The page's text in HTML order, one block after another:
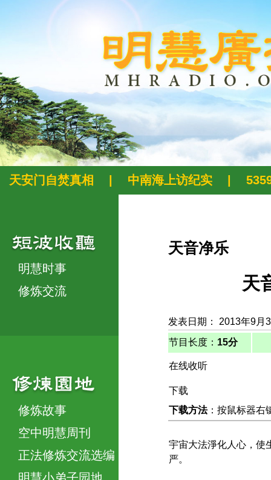
天安门自焚真相 中南海上访纪实
明慧时事
修炼交流
修炼故事
空中明慧周刊
正法修炼交流选编
明慧小弟子园地
天音净乐
天
发表日期： 2013年9月
节目长度： 15分
在线收听
下载
下载方法：按鼠标器右
宇宙大法淨化人心，使
严。